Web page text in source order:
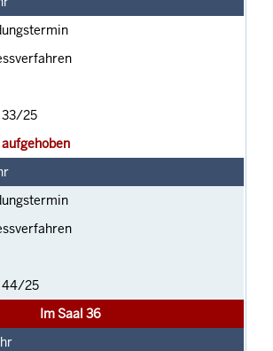
33/25
44/25
Im Saal 36